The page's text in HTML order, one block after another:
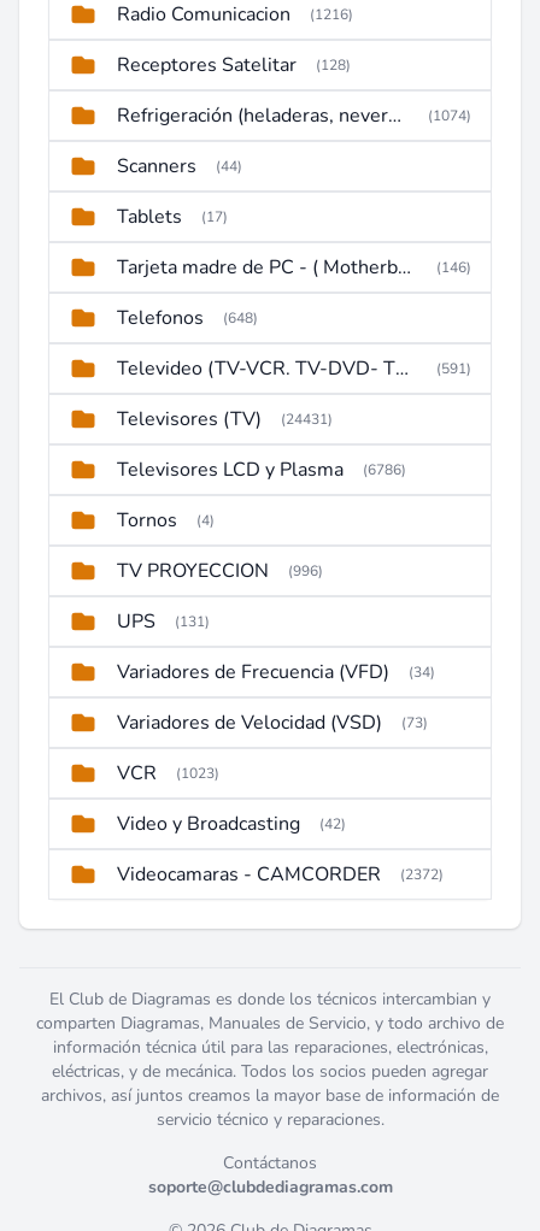
Radio Comunicacion (1216)
Receptores Satelitar (128)
Refrigeración (heladeras, neveras, congeladores) (1074)
Scanners (44)
Tablets (17)
Tarjeta madre de PC - ( Motherboard ) (146)
Telefonos (648)
Televideo (TV-VCR. TV-DVD- TV-DVD-VCR) (591)
Televisores (TV) (24431)
Televisores LCD y Plasma (6786)
Tornos (4)
TV PROYECCION (996)
UPS (131)
Variadores de Frecuencia (VFD) (34)
Variadores de Velocidad (VSD) (73)
VCR (1023)
Video y Broadcasting (42)
Videocamaras - CAMCORDER (2372)
El Club de Diagramas es donde los técnicos intercambian y
comparten Diagramas, Manuales de Servicio, y todo archivo de
información técnica útil para las reparaciones, electrónicas,
eléctricas, y de mecánica. Todos los socios pueden agregar
archivos, así juntos creamos la mayor base de información de
servicio técnico y reparaciones.
Contáctanos
soporte@clubdediagramas.com